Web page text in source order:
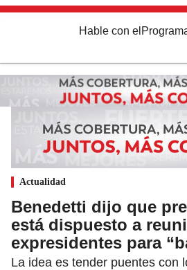
Hable con el
Actualidad
Benedetti dijo que
está dispuesto a
expresidentes para
La idea es tender puentes con